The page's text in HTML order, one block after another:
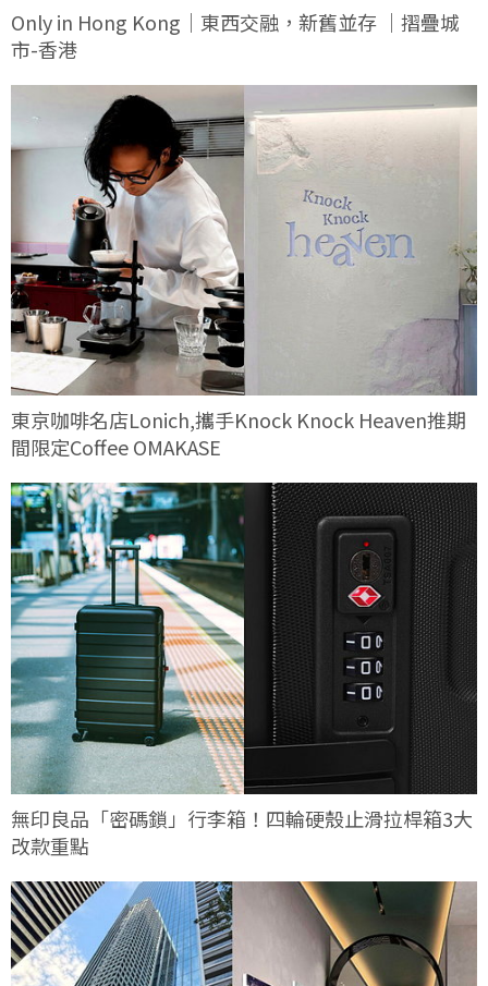
Only in Hong Kong｜東西交融，新舊並存 ｜摺疊城
市-香港
東京咖啡名店Lonich,攜手Knock Knock Heaven推期
間限定Coffee OMAKASE
無印良品「密碼鎖」行李箱！四輪硬殼止滑拉桿箱3大
改款重點